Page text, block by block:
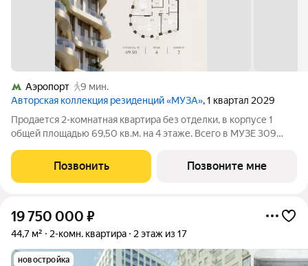
Аэропорт
9 мин.
Авторская коллекция резиденций «МУЗА», 1 квартал 2029
Продается 2-комнатная квартира без отделки, в корпусе 1
общей площадью 69,50 кв.м. на 4 этаже. Всего в МУЗЕ 309
террасами. Высота потолков от 3,5 до 4,65 м. Эксклюзивные
Позвонить Позвоните мне
19 750 000 ₽
44,7 м² 2-комн. квартира 2 этаж из 17
новостройка